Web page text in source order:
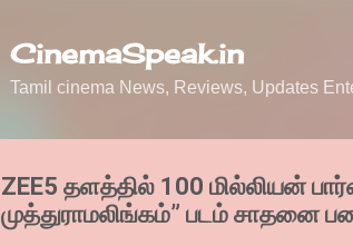
CinemaSpeak.in
Tamil cinema News, Reviews, Updates
ZEE5 தளத்தில் 100 மில்லியன்
முத்துராமலிங்கம்” படம் சாதனை